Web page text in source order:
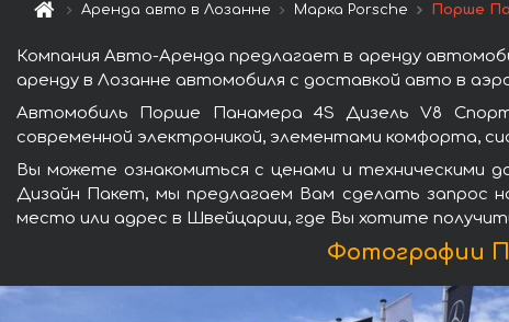
Аренда авто в Лозанне Марка Porsche Порше
Компания Авто-Аренда предлагает в аренду
аренду в Лозанне автомобиля с доставкой авто в
Автомобиль Порше Панамера 4S Дизель V8
современной электроникой, элементами комфорта,
Вы можете ознакомиться с ценами и техническими
Дизайн Пакет, мы предлагаем Вам сделать запрос
место или адрес в Швейцарии, где Вы хотите
Фотографии